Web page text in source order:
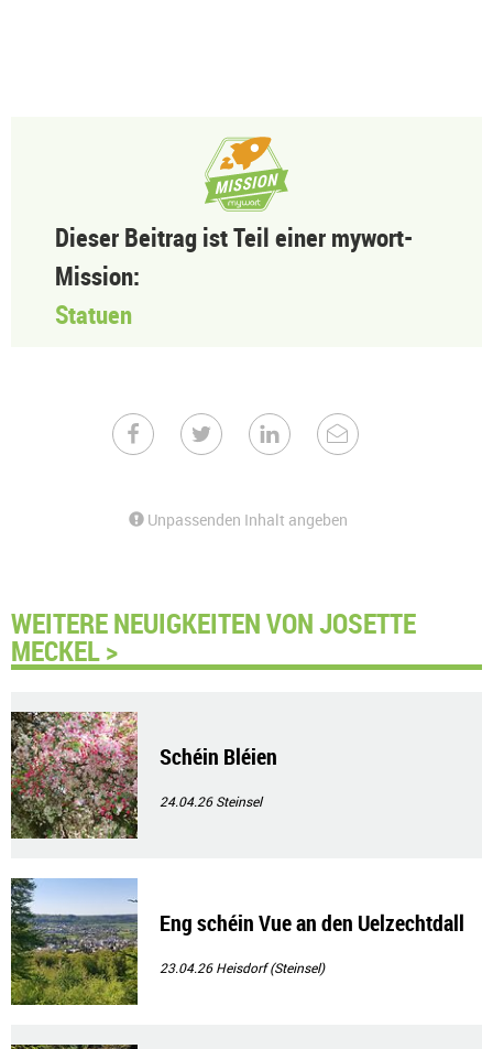
Dieser Beitrag ist Teil einer mywort-
Mission:
Statuen
Unpassenden Inhalt angeben
WEITERE NEUIGKEITEN VON JOSETTE
MECKEL >
Schéin Bléien
24.04.26Steinsel
Eng schéin Vue an den Uelzechtdall
23.04.26Heisdorf (Steinsel)